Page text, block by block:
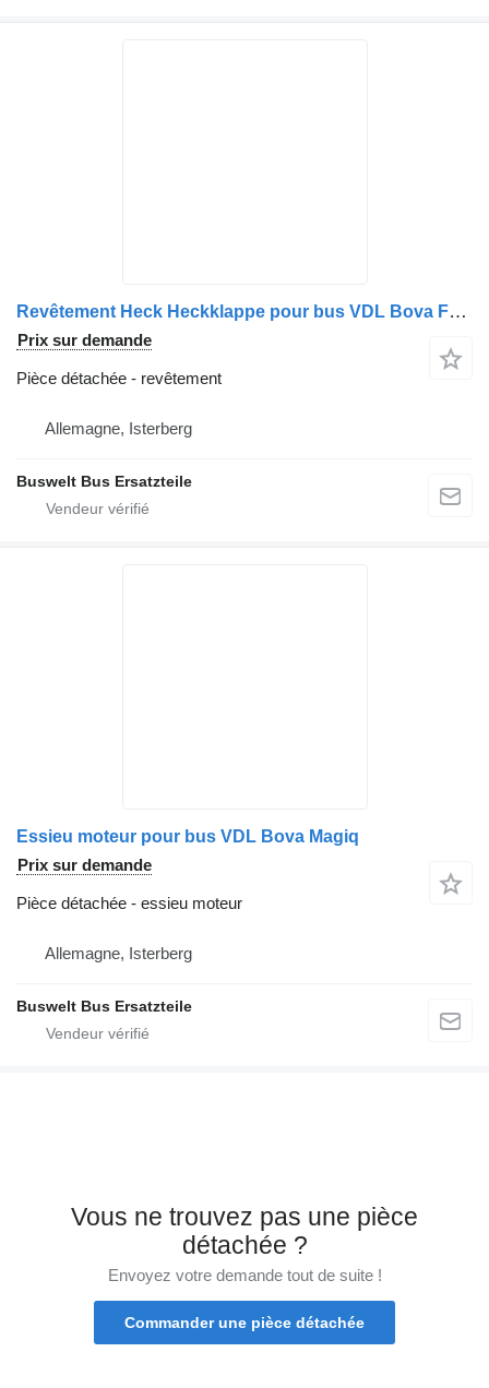
Revêtement Heck Heckklappe pour bus VDL Bova Futura, Magiq
Prix sur demande
Pièce détachée - revêtement
Allemagne, Isterberg
Buswelt Bus Ersatzteile
Essieu moteur pour bus VDL Bova Magiq
Prix sur demande
Pièce détachée - essieu moteur
Allemagne, Isterberg
Buswelt Bus Ersatzteile
Vous ne trouvez pas une pièce
détachée ?
Envoyez votre demande tout de suite !
Commander une pièce détachée